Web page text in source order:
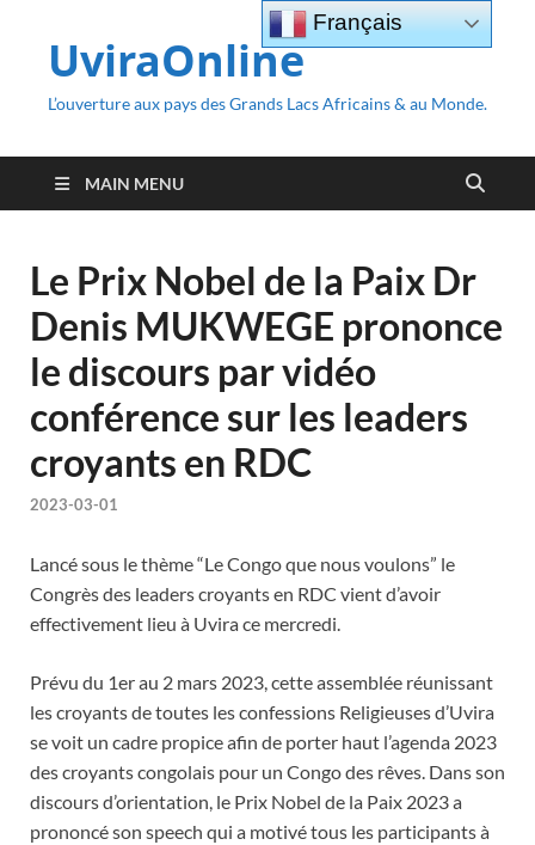
UviraOnline
L’ouverture aux pays des Grands Lacs Africains & au Monde.
MAIN MENU
Le Prix Nobel de la Paix Dr
Denis MUKWEGE prononce
le discours par vidéo
conférence sur les leaders
croyants en RDC
2023-03-01
Lancé sous le thème “Le Congo que nous voulons” le
Congrès des leaders croyants en RDC vient d’avoir
effectivement lieu à Uvira ce mercredi.
Prévu du 1er au 2 mars 2023, cette assemblée réunissant
les croyants de toutes les confessions Religieuses d’Uvira
se voit un cadre propice afin de porter haut l’agenda 2023
des croyants congolais pour un Congo des rêves. Dans son
discours d’orientation, le Prix Nobel de la Paix 2023 a
prononcé son speech qui a motivé tous les participants à
Français